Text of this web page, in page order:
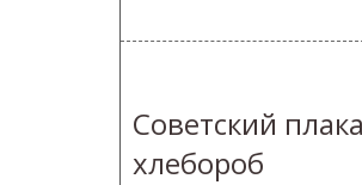
Советский
хлебороб